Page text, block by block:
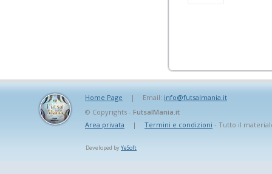
Home Page | Email: info@futsalmania.it
© Copyrights - FutsalMania.it
Area privata
| Termini e condizioni - Tutto il
Developed byYeSoft